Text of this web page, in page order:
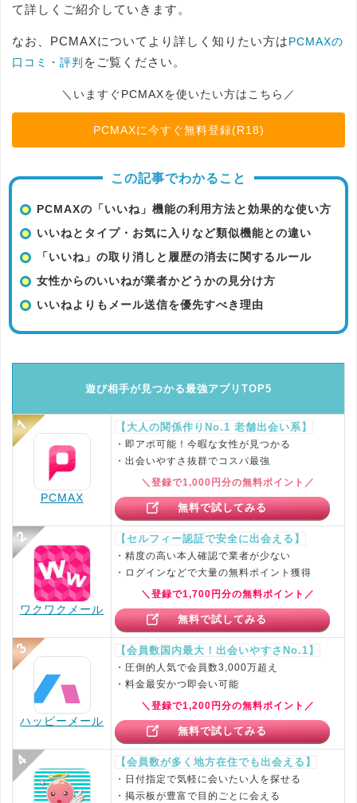
て詳しくご紹介していきます。
なお、PCMAXについてより詳しく知りたい方はPCMAXの
口コミ・評判 をご覧ください。
＼いますぐPCMAXを使いたい方はこちら／
PCMAXに今すぐ無料登録(R18)
この記事でわかること
PCMAXの「いいね」機能の利用方法と効果的な使い方
いいねとタイプ・お気に入りなど類似機能との違い
「いいね」の取り消しと履歴の消去に関するルール
女性からのいいねが業者かどうかの見分け方
いいねよりもメール送信を優先すべき理由
遊び相手が見つかる最強アプリTOP5
PCMAX
【大人の関係作りNo.1 老舗出会い系】
・即アポ可能！今暇な女性が見つかる
・出会いやすさ抜群でコスパ最強
＼登録で1,000円分の無料ポイント／
無料で試してみる
ワクワクメール
【セルフィー認証で安全に出会える】
・精度の高い本人確認で業者が少ない
・ログインなどで大量の無料ポイント獲得
＼登録で1,700円分の無料ポイント／
無料で試してみる
ハッピーメール
【会員数国内最大！出会いやすさNo.1】
・圧倒的人気で会員数3,000万超え
・料金最安かつ即会い可能
＼登録で1,200円分の無料ポイント／
無料で試してみる
【会員数が多く地方在住でも出会える】
・日付指定で気軽に会いたい人を探せる
・掲示板が豊富で目的ごとに会える